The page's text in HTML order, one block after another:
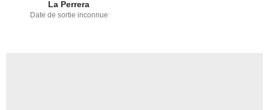
La Perrera
Date de sortie inconnue